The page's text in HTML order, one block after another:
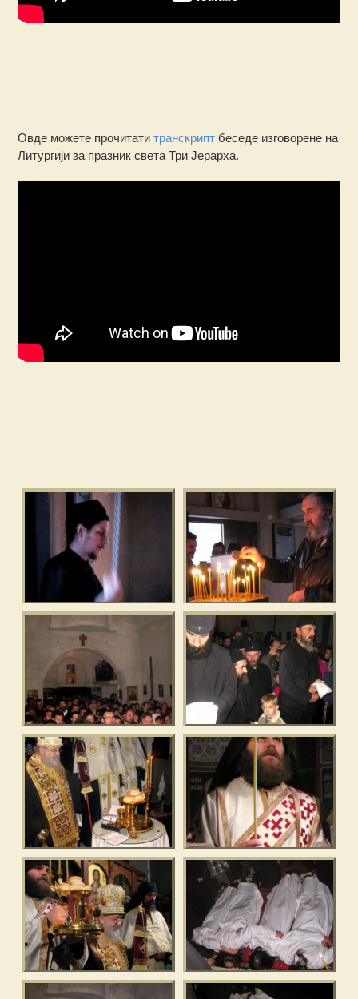
Овде можете прочитатитранскрипт беседе изговорене на
Литургији за празник света Три Јерарха.